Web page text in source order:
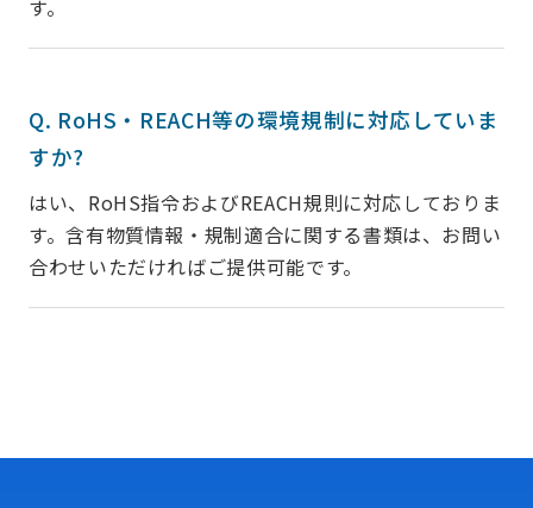
す。
Q. RoHS・REACH等の環境規制に対応していま
すか?
はい、RoHS指令およびREACH規則に対応しておりま
す。含有物質情報・規制適合に関する書類は、お問い
合わせいただければご提供可能です。